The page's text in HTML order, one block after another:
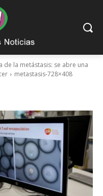
de la metástasis: se abre una
metastasis-728×408